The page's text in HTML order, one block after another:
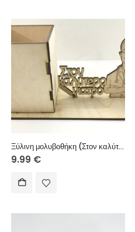
Ξύλινη μολυβοθήκη (Στον καλύτερο γιατρό)
9.99 €